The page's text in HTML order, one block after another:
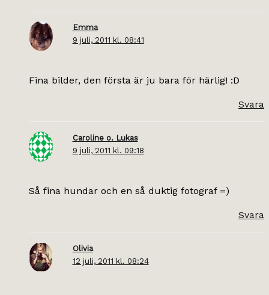
Emma
9 juli, 2011 kl. 08:41
Fina bilder, den första är ju bara för härlig! :D
Svara
Caroline o. Lukas
9 juli, 2011 kl. 09:18
Så fina hundar och en så duktig fotograf =)
Svara
Olivia
12 juli, 2011 kl. 08:24